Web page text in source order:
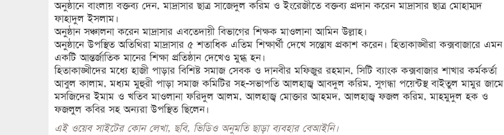
অনুষ্ঠানে বাংলায় বক্তব্য দেন, মাদ্রাসার ছাত্র সাজেদুল করিম ও ইংরেজীতে বক্তব্য প্রদান করেন মাদ্রাসার ছাত্র মোহাম্মদ
ফাহাদুল ইসলাম।
অনুষ্ঠান সঞ্চালনা করেন মাদ্রাসার এবতেদায়ী বিভাগের শিক্ষক মাওলানা আমিন উল্লাহ।
অনুষ্ঠানে উপস্থিত অতিথিরা মাদ্রাসার ৫ শতাধিক এতিম শিক্ষার্থী দেখে সন্তোষ প্রকাশ করেন। হিতাকাঙ্খীরা কক্সবাজারে এমন
একটি আন্তর্জাতিক মানের শিক্ষা প্রতিষ্ঠান দেখেও মুগ্ধ হন।
হিতাকাঙ্খীদের মধ্যে হাজী পাড়ার বিশিষ্ট সমাজ সেবক ও দানবীর মফিজুর রহমান, সিটি ব্যাংক কক্সবাজার শাখার কর্মকর্তা
আবুল কালাম, মধ্যম মুহুরী পাড়া সমাজ কমিটির সহ-সভাপতি আলহাজ্ব আবদুল করিম, সুগন্ধা পয়েন্টস্থ বাইতুল মামুর জামে
মসজিদের ইমাম ও খতিব মাওলানা ফরিদুল আলম, আলহাজ্ব মোক্তার আহমদ, আলহাজ্ব ফজল করিম, মাহমুদুল হক ও
ফজলুল কবির সহ অন্যরা উপস্থিত ছিলেন।
এই ওয়েব সাইটের কোন লেখা, ছবি, ভিডিও অনুমতি ছাড়া ব্যবহার বেআইনি।